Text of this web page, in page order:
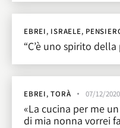
EBREI, ISRAELE,
“C’è uno spirito
EBREI,TORÀ 07/12/2020
«La cucina per me
di mia nonna vorrei